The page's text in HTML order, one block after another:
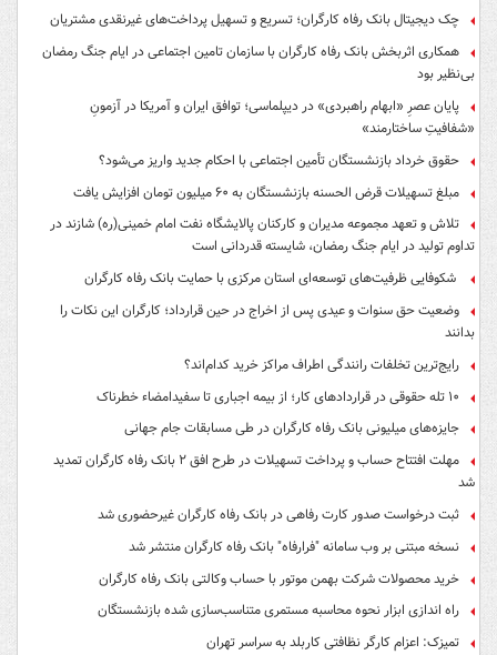
چک دیجیتال بانک رفاه کارگران؛ تسریع و تسهیل پرداخت‌های غیرنقدی مشتریان
همکاری اثربخش بانک رفاه کارگران با سازمان تامین اجتماعی در ایام جنگ رمضان
بی‌نظیر بود
پایان عصرِ «ابهام راهبردی» در دیپلماسی؛ توافق ایران و آمریکا در آزمونِ
«شفافیتِ ساختارمند»
حقوق خرداد بازنشستگان تأمین اجتماعی با احکام جدید واریز می‌شود؟
مبلغ تسهیلات قرض الحسنه بازنشستگان به ۶۰ میلیون تومان افزایش یافت
تلاش و تعهد مجموعه مدیران و کارکنان پالایشگاه نفت امام خمینی(ره) شازند در
تداوم تولید در ایام جنگ رمضان، شایسته قدردانی است
شکوفایی ظرفیت‌های توسعه‌ای استان مرکزی با حمایت بانک رفاه کارگران
وضعیت حق سنوات و عیدی پس از اخراج در حین قرارداد؛ کارگران این نکات را
بدانند
رایج‌ترین تخلفات رانندگی اطراف مراکز خرید کدام‌اند؟
۱۰ تله حقوقی در قراردادهای کار؛ از بیمه اجباری تا سفیدامضاء خطرناک
جایزه‌های میلیونی بانک رفاه کارگران در طی مسابقات جام جهانی
مهلت افتتاح حساب و پرداخت تسهیلات در طرح افق ۲ بانک رفاه کارگران تمدید
شد
ثبت درخواست صدور کارت رفاهی در بانک رفاه کارگران غیرحضوری شد
نسخه مبتنی بر وب سامانه "فرارفاه" بانک رفاه کارگران منتشر شد
خرید محصولات شرکت بهمن موتور با حساب وکالتی بانک رفاه کارگران
راه اندازی ابزار نحوه محاسبه مستمری متناسب‌سازی شده بازنشستگان
تمیزک: اعزام کارگر نظافتی کاربلد به سراسر تهران